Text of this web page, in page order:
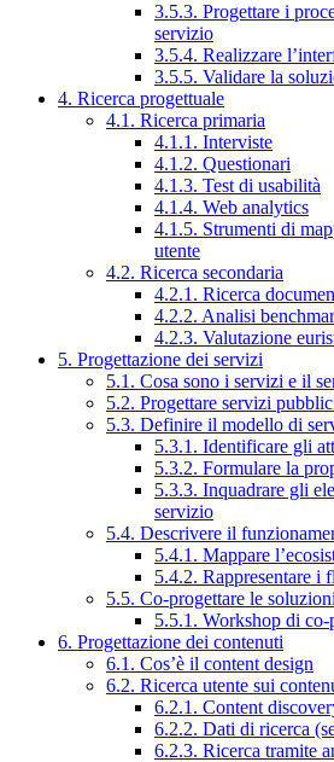
3.5.3. Progettare i
servizio
3.5.4. Realizzare
3.5.5. Validare la
4. Ricerca progettuale
4.1. Ricerca primaria
4.1.1. Interviste
4.1.2. Questionari
4.1.3. Test di usabilità
4.1.4. Web analytics
4.1.5. Strumenti di
utente
4.2. Ricerca secondaria
4.2.1. Ricerca
4.2.2. Analisi
4.2.3. Valutazione
5. Progettazione dei servizi
5.1. Cosa sono i servizi e il
5.2. Progettare servizi
5.3. Definire il modello di
5.3.1. Identificare gli
5.3.2. Formulare la
5.3.3. Inquadrare gli
servizio
5.4. Descrivere il
5.4.1. Mappare
5.4.2. Rappresentare i
5.5. Co-progettare le soluzioni
5.5.1. Workshop di co-
6. Progettazione dei contenuti
6.1. Cos’è il content design
6.2. Ricerca utente sui
6.2.1. Content
6.2.2. Dati di ricerca
6.2.3. Ricerca tramite